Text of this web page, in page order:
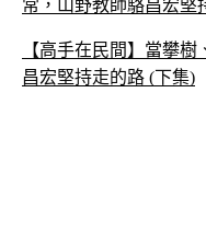
常，山野教師駱昌宏堅
【高手在民間】當攀
昌宏堅持走的路 (下集)